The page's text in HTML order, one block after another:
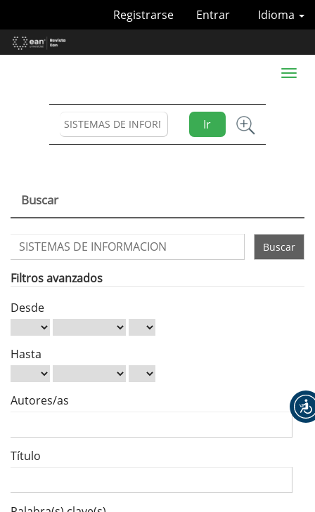
Contenido
principal
Idioma
Registrarse Entrar
Ir
Toggle
Buscar
Buscar
artículos
por
Filtros avanzados
Desde
Hasta
Autores/as
Título